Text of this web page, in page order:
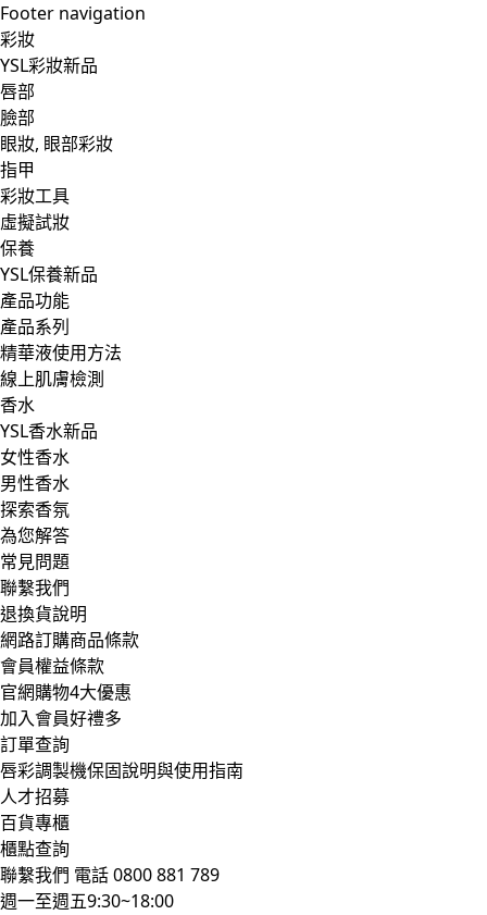
Footer navigation
彩妝
YSL彩妝新品
唇部
臉部
眼妝, 眼部彩妝
指甲
彩妝工具
虛擬試妝
保養
YSL保養新品
產品功能
產品系列
精華液使用方法
線上肌膚檢測
香水
YSL香水新品
女性香水
男性香水
探索香氛
為您解答
常見問題
聯繫我們
退換貨說明
網路訂購商品條款
會員權益條款
官網購物4大優惠
加入會員好禮多
訂單查詢
唇彩調製機保固說明與使用指南
人才招募
百貨專櫃
櫃點查詢
聯繫我們 電話 0800 881 789
週一至週五9:30~18:00